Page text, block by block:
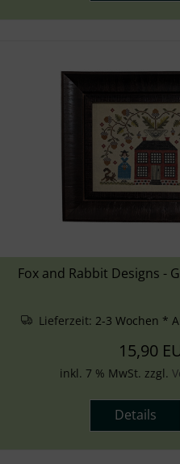
Fox and Rabbit Designs -
Lieferzeit: 2-3 Wochen *
15,90
inkl. 7 % MwSt. zzgl.
Details